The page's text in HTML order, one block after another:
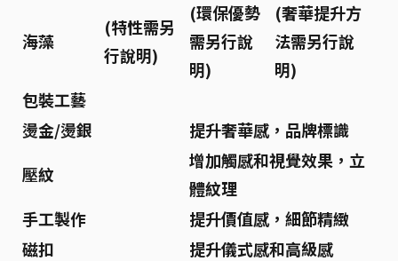
海藻
(特性需另
行說明)
(環保優勢
需另行說
明)
(奢華提升方
法需另行說
明)
包裝工藝
燙金/燙銀
提升奢華感，品牌標識
壓紋
增加觸感和視覺效果，立
體紋理
手工製作
提升價值感，細節精緻
磁扣
提升儀式感和高級感